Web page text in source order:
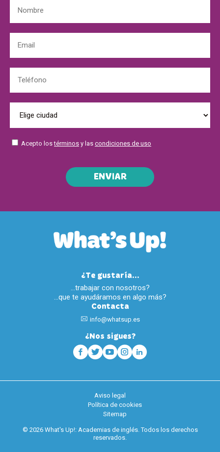
Acepto lostérminos y las condiciones de uso
ENVIAR
¿Te gustaría...
…trabajar con nosotros?
…que te ayudáramos en algo más?
Contacta
info@whatsup.es
¿Nos sigues?
Aviso legal
Política de cookies
Sitemap
© 2026 What's Up!: Academias de inglés. Todos los derechos
reservados.